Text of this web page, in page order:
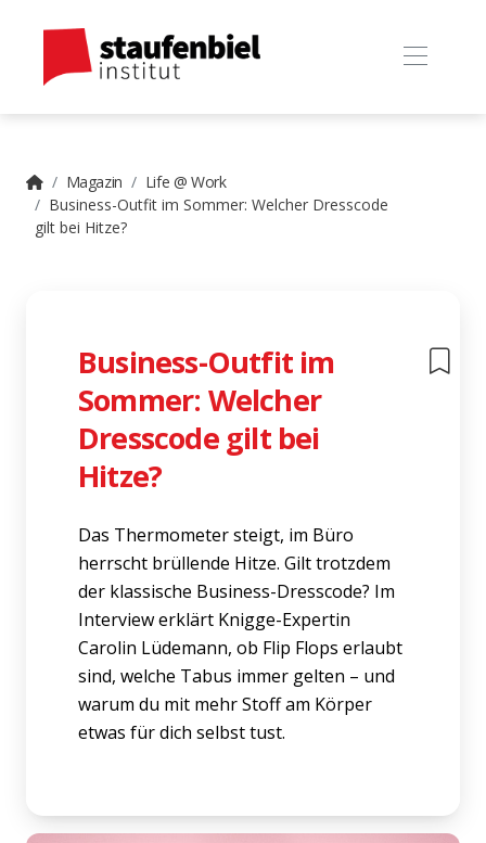
Magazin
Life @ Work
Business-Outfit im Sommer: Welcher Dresscode
gilt bei Hitze?
Business-Outfit im
Sommer: Welcher
Dresscode gilt bei
Hitze?
Das Thermometer steigt, im Büro
herrscht brüllende Hitze. Gilt trotzdem
der klassische Business-Dresscode? Im
Interview erklärt Knigge-Expertin
Carolin Lüdemann, ob Flip Flops erlaubt
sind, welche Tabus immer gelten – und
warum du mit mehr Stoff am Körper
etwas für dich selbst tust.